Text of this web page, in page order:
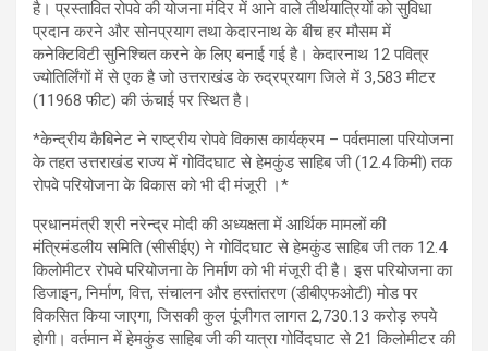
है। प्रस्तावित रोपवे की योजना मंदिर में आने वाले तीर्थयात्रियों को सुविधा
प्रदान करने और सोनप्रयाग तथा केदारनाथ के बीच हर मौसम में
कनेक्टिविटी सुनिश्चित करने के लिए बनाई गई है। केदारनाथ 12 पवित्र
ज्योतिर्लिंगों में से एक है जो उत्तराखंड के रुद्रप्रयाग जिले में 3,583 मीटर
(11968 फीट) की ऊंचाई पर स्थित है।
*केन्द्रीय कैबिनेट ने राष्ट्रीय रोपवे विकास कार्यक्रम – पर्वतमाला परियोजना
के तहत उत्तराखंड राज्य में गोविंदघाट से हेमकुंड साहिब जी (12.4 किमी) तक
रोपवे परियोजना के विकास को भी दी मंजूरी ।*
प्रधानमंत्री श्री नरेन्द्र मोदी की अध्यक्षता में आर्थिक मामलों की
मंत्रिमंडलीय समिति (सीसीईए) ने गोविंदघाट से हेमकुंड साहिब जी तक 12.4
किलोमीटर रोपवे परियोजना के निर्माण को भी मंजूरी दी है। इस परियोजना का
डिजाइन, निर्माण, वित्त, संचालन और हस्तांतरण (डीबीएफओटी) मोड पर
विकसित किया जाएगा, जिसकी कुल पूंजीगत लागत 2,730.13 करोड़ रुपये
होगी। वर्तमान में हेमकुंड साहिब जी की यात्रा गोविंदघाट से 21 किलोमीटर की